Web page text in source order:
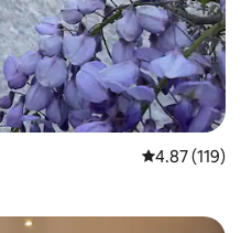
平均评分 4.87
4.87 (119)